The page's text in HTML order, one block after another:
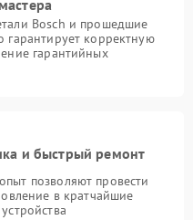
Bosch и прошедшие
гарантирует корректную
гарантийных
и быстрый ремонт
позволяют провести
в кратчайшие